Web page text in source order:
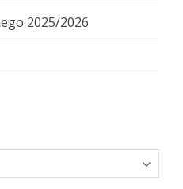
2025/2026